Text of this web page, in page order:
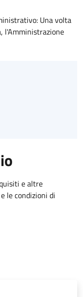
Una volta
l'Amministrazione
e altre
le condizioni di